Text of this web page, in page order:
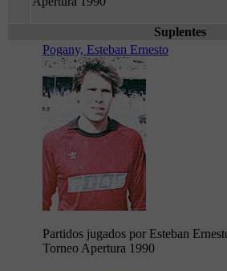
Suplentes
Pogany, Esteban Ernesto
Partidos jugados por Esteban
Torneo Apertura 1990